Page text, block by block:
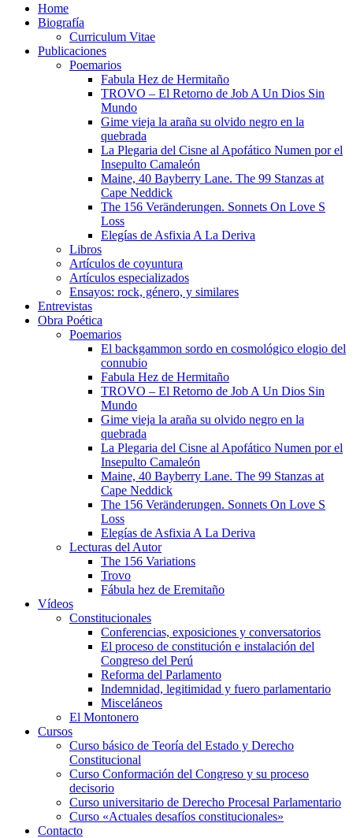
Home
Biografía
Curriculum Vitae​
Publicaciones
Poemarios
Fabula Hez de Hermitaño
TROVO – El Retorno de Job A Un Dios Sin
Mundo
Gime vieja la araña su olvido negro en la
quebrada
La Plegaria del Cisne al Apofático Numen por el
Insepulto Camaleón
Maine, 40 Bayberry Lane. The 99 Stanzas at
Cape Neddick
The 156 Veränderungen. Sonnets On Love S
Loss
Elegías de Asfixia A La Deriva
Libros
Artículos de coyuntura
Artículos especializados
Ensayos: rock, género, y similares
Entrevistas
Obra Poética
Poemarios
El backgammon sordo en cosmológico elogio del
connubio
Fabula Hez de Hermitaño
TROVO – El Retorno de Job A Un Dios Sin
Mundo
Gime vieja la araña su olvido negro en la
quebrada
La Plegaria del Cisne al Apofático Numen por el
Insepulto Camaleón
Maine, 40 Bayberry Lane. The 99 Stanzas at
Cape Neddick
The 156 Veränderungen. Sonnets On Love S
Loss
Elegías de Asfixia A La Deriva
Lecturas del Autor
The 156 Variations
Trovo
Fábula hez de Eremitaño
Vídeos
Constitucionales
Conferencias, exposiciones y conversatorios
El proceso de constitución e instalación del
Congreso del Perú
Reforma del Parlamento
Indemnidad, legitimidad y fuero parlamentario
Misceláneos
El Montonero
Cursos
Curso básico de Teoría del Estado y Derecho
Constitucional
Curso Conformación del Congreso y su proceso
decisorio
Curso universitario de Derecho Procesal Parlamentario
Curso «Actuales desafíos constitucionales»
Contacto